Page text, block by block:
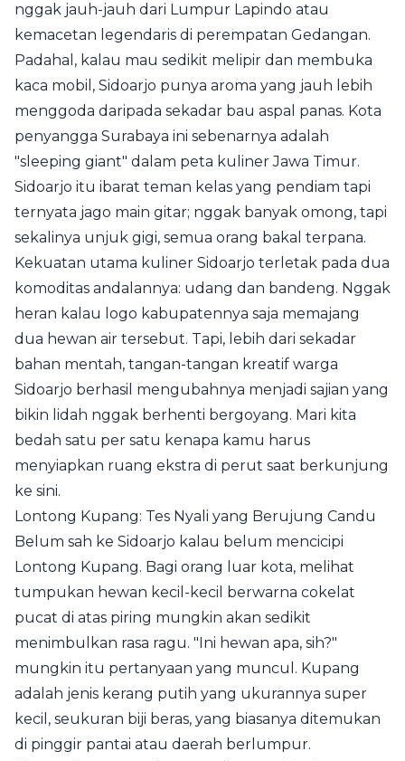
nggak jauh-jauh dari Lumpur Lapindo atau
kemacetan legendaris di perempatan Gedangan.
Padahal, kalau mau sedikit melipir dan membuka
kaca mobil, Sidoarjo punya aroma yang jauh lebih
menggoda daripada sekadar bau aspal panas. Kota
penyangga Surabaya ini sebenarnya adalah
"sleeping giant" dalam peta kuliner Jawa Timur.
Sidoarjo itu ibarat teman kelas yang pendiam tapi
ternyata jago main gitar; nggak banyak omong, tapi
sekalinya unjuk gigi, semua orang bakal terpana.
Kekuatan utama kuliner Sidoarjo terletak pada dua
komoditas andalannya: udang dan bandeng. Nggak
heran kalau logo kabupatennya saja memajang
dua hewan air tersebut. Tapi, lebih dari sekadar
bahan mentah, tangan-tangan kreatif warga
Sidoarjo berhasil mengubahnya menjadi sajian yang
bikin lidah nggak berhenti bergoyang. Mari kita
bedah satu per satu kenapa kamu harus
menyiapkan ruang ekstra di perut saat berkunjung
ke sini.
Lontong Kupang: Tes Nyali yang Berujung Candu
Belum sah ke Sidoarjo kalau belum mencicipi
Lontong Kupang. Bagi orang luar kota, melihat
tumpukan hewan kecil-kecil berwarna cokelat
pucat di atas piring mungkin akan sedikit
menimbulkan rasa ragu. "Ini hewan apa, sih?"
mungkin itu pertanyaan yang muncul. Kupang
adalah jenis kerang putih yang ukurannya super
kecil, seukuran biji beras, yang biasanya ditemukan
di pinggir pantai atau daerah berlumpur.